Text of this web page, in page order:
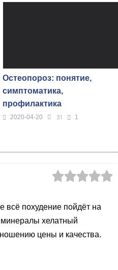
Остеопороз: понятие,
симптоматика,
профилактика
2020-04-20 31 1
всё похудение пойдёт на
хелатный
цены и качества.